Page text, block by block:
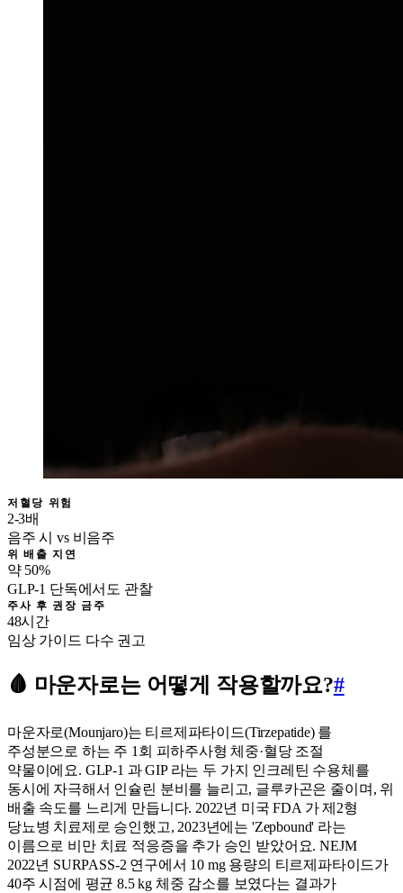
저혈당 위험
2-3배
음주 시 vs 비음주
위 배출 지연
약 50%
GLP-1 단독에서도 관찰
주사 후 권장 금주
48시간
임상 가이드 다수 권고
🩸 마운자로는 어떻게 작용할까요?#
마운자로(Mounjaro)는 티르제파타이드(Tirzepatide) 를
주성분으로 하는 주 1회 피하주사형 체중·혈당 조절
약물이에요. GLP-1 과 GIP 라는 두 가지 인크레틴 수용체를
동시에 자극해서 인슐린 분비를 늘리고, 글루카곤은 줄이며, 위
배출 속도를 느리게 만듭니다. 2022년 미국 FDA 가 제2형
당뇨병 치료제로 승인했고, 2023년에는 'Zepbound' 라는
이름으로 비만 치료 적응증을 추가 승인 받았어요. NEJM
2022년 SURPASS-2 연구에서 10 mg 용량의 티르제파타이드가
40주 시점에 평균 8.5 kg 체중 감소를 보였다는 결과가